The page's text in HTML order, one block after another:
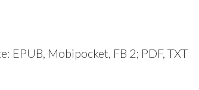
EPUB, Mobipocket, FB 2; PDF, TXT